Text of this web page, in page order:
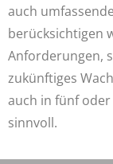
auch umfassende
berücksichtigen
Anforderungen,
zukünftiges
auch in fünf
sinnvoll.